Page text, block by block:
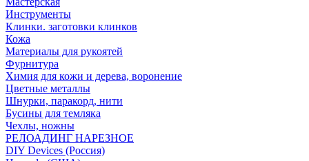
Инструменты
Клинки. заготовки клинков
Кожа
Материалы для рукоятей
Фурнитура
Химия для кожи и дерева, воронение
Цветные металлы
Шнурки, паракорд, нити
Бусины для темляка
Чехлы, ножны
РЕЛОАДИНГ НАРЕЗНОЕ
DIY Devices (Россия)